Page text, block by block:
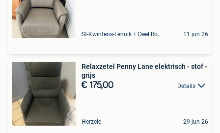
St-Kwintens-Lennik + Deel Roosdaal 11 jun 26
Relaxzetel Penny Lane elektrisch - stof -
grijs
€ 175,00 Details
Herzele 29 jun 26